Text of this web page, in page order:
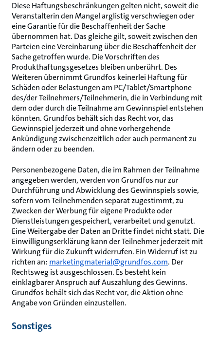
Diese Haftungsbeschränkungen gelten nicht, soweit die
Veranstalterin den Mangel arglistig verschwiegen oder
eine Garantie für die Beschaffenheit der Sache
übernommen hat. Das gleiche gilt, soweit zwischen den
Parteien eine Vereinbarung über die Beschaffenheit der
Sache getroffen wurde. Die Vorschriften des
Produkthaftungsgesetzes bleiben unberührt. Des
Weiteren übernimmt Grundfos keinerlei Haftung für
Schäden oder Belastungen am PC/Tablet/Smartphone
des/der Teilnehmers/Teilnehmerin, die in Verbindung mit
dem oder durch die Teilnahme am Gewinnspiel entstehen
könnten. Grundfos behält sich das Recht vor, das
Gewinnspiel jederzeit und ohne vorhergehende
Ankündigung zwischenzeitlich oder auch permanent zu
ändern oder zu beenden.
Personenbezogene Daten, die im Rahmen der Teilnahme
angegeben werden, werden von Grundfos nur zur
Durchführung und Abwicklung des Gewinnspiels sowie,
sofern vom Teilnehmenden separat zugestimmt, zu
Zwecken der Werbung für eigene Produkte oder
Dienstleistungen gespeichert, verarbeitet und genutzt.
Eine Weitergabe der Daten an Dritte findet nicht statt. Die
Einwilligungserklärung kann der Teilnehmer jederzeit mit
Wirkung für die Zukunft widerrufen. Ein Widerruf ist zu
richten an: marketingmaterial@grundfos.com. Der
Rechtsweg ist ausgeschlossen. Es besteht kein
einklagbarer Anspruch auf Auszahlung des Gewinns.
Grundfos behält sich das Recht vor, die Aktion ohne
Angabe von Gründen einzustellen.
Sonstiges